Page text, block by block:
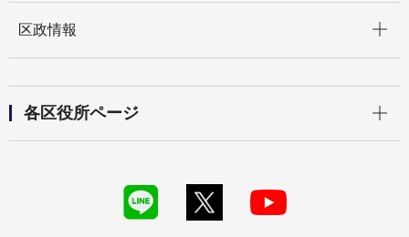
区政情報
各区役所ページ